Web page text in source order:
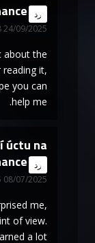
says:
24/09/2025 at 12:18
رد
about the
it,
you can
help me.
úctu na
says:
08/07/2025 at 18:05
رد
me,
of view.
a lot.